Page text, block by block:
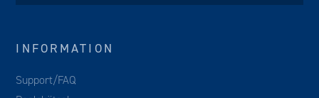
INFORMATION
Support/FAQ